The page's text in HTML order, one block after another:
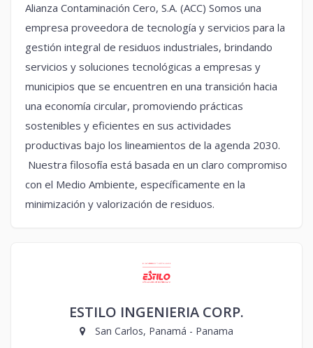
Alianza Contaminación Cero, S.A. (ACC) Somos una
empresa proveedora de tecnología y servicios para la
gestión integral de residuos industriales, brindando
servicios y soluciones tecnológicas a empresas y
municipios que se encuentren en una transición hacia
una economía circular, promoviendo prácticas
sostenibles y eficientes en sus actividades
productivas bajo los lineamientos de la agenda 2030.
Nuestra filosofía está basada en un claro compromiso
con el Medio Ambiente, específicamente en la
minimización y valorización de residuos.
ESTILO INGENIERIA CORP.
San Carlos, Panamá - Panama